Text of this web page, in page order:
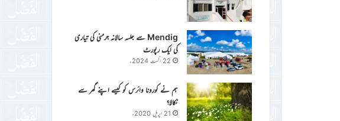
Mendig سے جلسہ سالانہ جرمنی کی تیاری
کی ایک رپورٹ
22 اگست 2024ء
ہم نے کورونا وائرس کو کیسے اپنے گھر سے
نکالا؟
21 اپریل 2020ء